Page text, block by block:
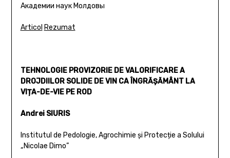
Академии наук Молдовы
Articol Rezumat
TEHNOLOGIE PROVIZORIE DE VALORIFICARE A
DROJDIILOR SOLIDE DE VIN CA ÎNGRĂȘĂMÂNT LA
VIȚA-DE-VIE PE ROD
Andrei SIURIS
Institutul de Pedologie, Agrochimie și Protecție a Solului
„Nicolae Dimo”